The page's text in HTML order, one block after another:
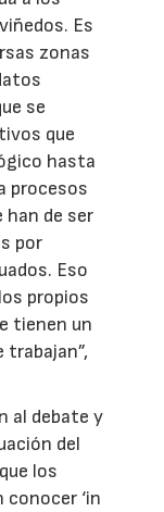
Es
zonas
se
que
hasta
procesos
han de ser
por
Eso
propios
tienen un
al debate y
del
los
‘in